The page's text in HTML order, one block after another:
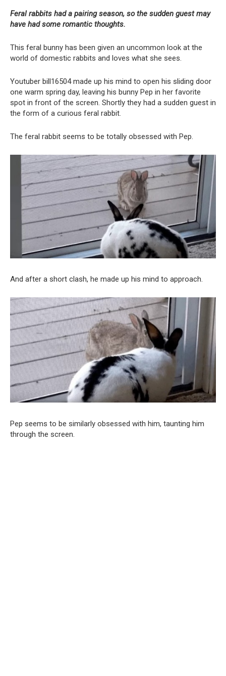
Feral rabbits had a pairing season, so the sudden guest may
have had some romantic thoughts.
This feral bunny has been given an uncommon look at the
world of domestic rabbits and loves what she sees.
Youtuber bill16504 made up his mind to open his sliding door
one warm spring day, leaving his bunny Pep in her favorite
spot in front of the screen. Shortly they had a sudden guest in
the form of a curious feral rabbit.
The feral rabbit seems to be totally obsessed with Pep.
And after a short clash, he made up his mind to approach.
Pep seems to be similarly obsessed with him, taunting him
through the screen.